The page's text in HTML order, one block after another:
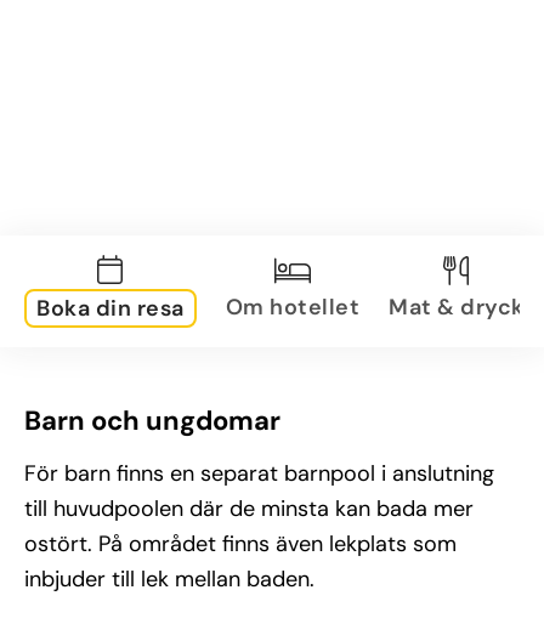
Boka din resa Om hotellet Mat & dryck
Barn och ungdomar
För barn finns en separat barnpool i anslutning
till huvudpoolen där de minsta kan bada mer
ostört. På området finns även lekplats som
inbjuder till lek mellan baden.